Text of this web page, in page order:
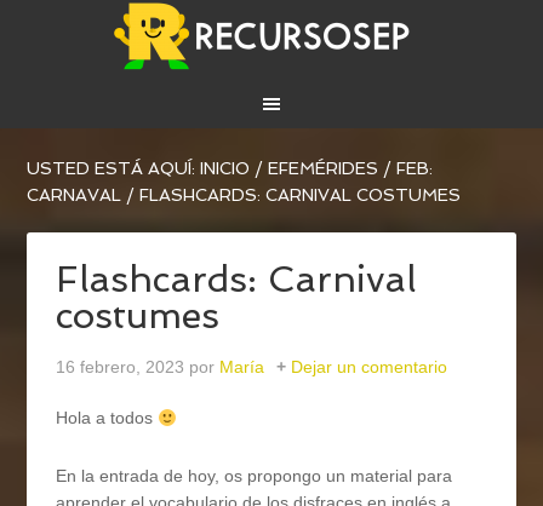
USTED ESTÁ AQUÍ:INICIO / EFEMÉRIDES / FEB:
CARNAVAL / FLASHCARDS: CARNIVAL COSTUMES
Flashcards: Carnival
costumes
16 febrero, 2023 por María Dejar un comentario
Hola a todos
En la entrada de hoy, os propongo un material para